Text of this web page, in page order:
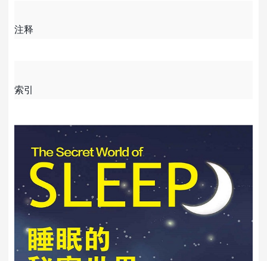
注释
索引